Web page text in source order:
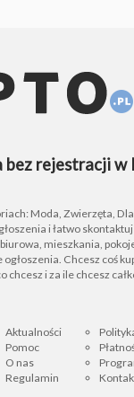
bez rejestracji w
Moda, Zwierzęta, Dla
i łatwo
mieszkania,
ogłoszenia. Chcesz coś
chcesz i za ile chcesz
Aktualności
Pomoc
O nas
Regulamin